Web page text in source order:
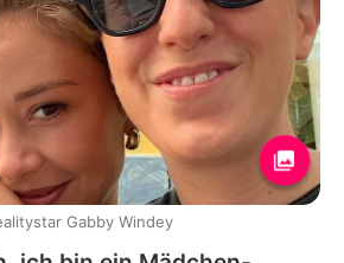
Gabby Windey